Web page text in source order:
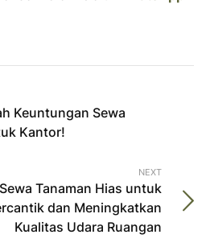
Keuntungan Sewa
Kantor!
NEXT
Tanaman Hias untuk
dan Meningkatkan
Kualitas Udara Ruangan